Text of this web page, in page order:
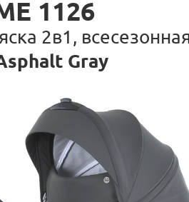
1126
2в1,
Gray